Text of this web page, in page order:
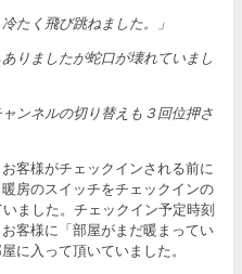
たく飛び跳ねました。」
りましたが蛇口が壊れていまし
ンネルの切り替えも３回位押さ
客様がチェックインされる前に
房のスイッチをチェックインの
ました。チェックイン予定時刻
客様に「部屋がまだ暖まってい
に入って頂いていました。